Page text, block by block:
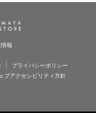
報
プライバシーポリシー
ブアクセシビリティ方針